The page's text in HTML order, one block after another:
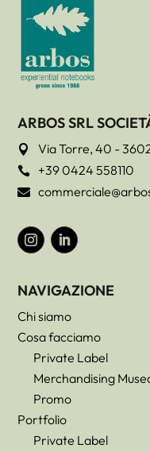
ARBOS SRL
 Via Torre, 40 -
 +39 0424 558110

NAVIGAZIONE
Chi siamo
Cosa facciamo
Private Label
Merchandising
Promo
Portfolio
Private Label